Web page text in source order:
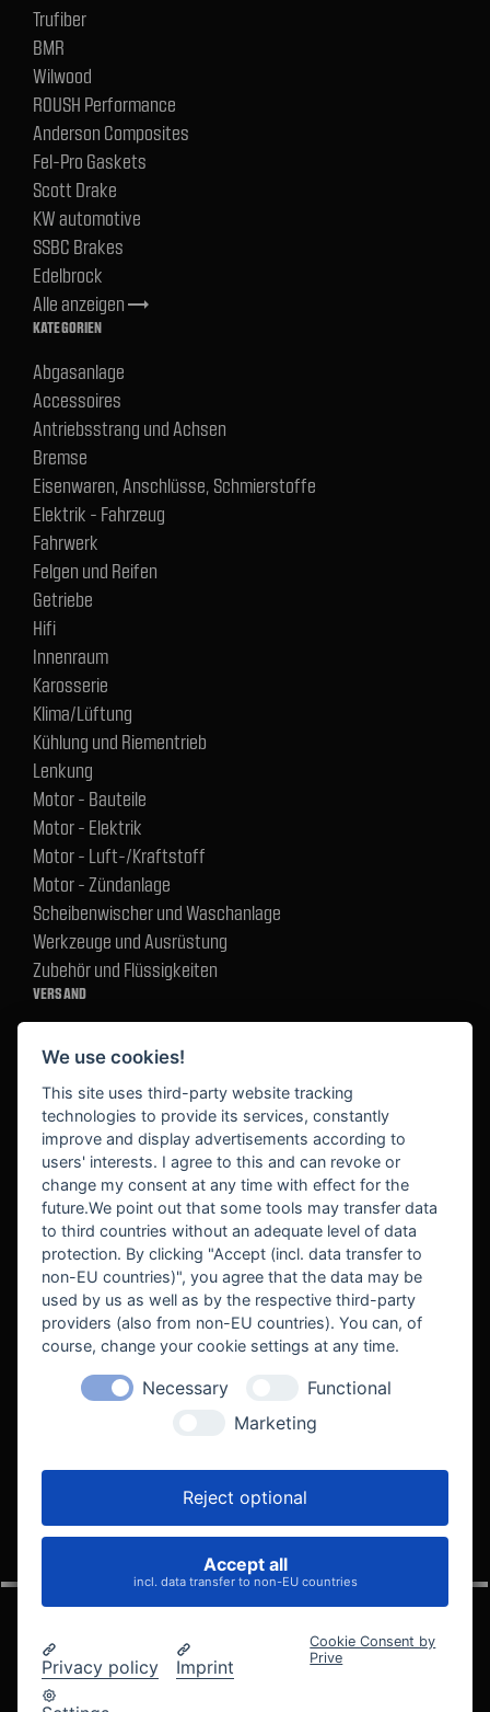
Trufiber
BMR
Wilwood
ROUSH Performance
Anderson Composites
Fel-Pro Gaskets
Scott Drake
KW automotive
SSBC Brakes
Edelbrock
Alle anzeigentrending_flat
KATEGORIEN
Abgasanlage
Accessoires
Antriebsstrang und Achsen
Bremse
Eisenwaren, Anschlüsse, Schmierstoffe
Elektrik - Fahrzeug
Fahrwerk
Felgen und Reifen
Getriebe
Hifi
Innenraum
Karosserie
Klima/Lüftung
Kühlung und Riementrieb
Lenkung
Motor - Bauteile
Motor - Elektrik
Motor - Luft-/Kraftstoff
Motor - Zündanlage
Scheibenwischer und Waschanlage
Werkzeuge und Ausrüstung
Zubehör und Flüssigkeiten
VERSAND
BEKANNT AUS
VELOCITY AUTOMOTIVE
© 2005 - 2026 Velocity Automotive
We use cookies!
This site uses third-party website tracking
technologies to provide its services, constantly
improve and display advertisements according to
users' interests. I agree to this and can revoke or
change my consent at any time with effect for the
future.We point out that some tools may transfer data
to third countries without an adequate level of data
protection. By clicking "Accept (incl. data transfer to
non-EU countries)", you agree that the data may be
used by us as well as by the respective third-party
providers (also from non-EU countries). You can, of
course, change your cookie settings at any time.
Necessary
Functional
Marketing
Reject optional
Accept all
incl. data transfer to non-EU countries
Privacy policy Imprint
Cookie Consent by
Prive